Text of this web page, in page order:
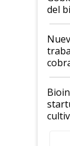
del